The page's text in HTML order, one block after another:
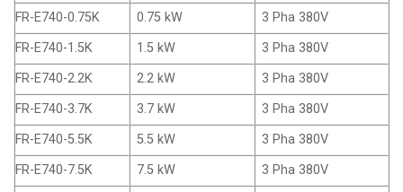
FR-E740-0.75K
0.75 kW
3 Pha 380V
FR-E740-1.5K
1.5 kW
3 Pha 380V
FR-E740-2.2K
2.2 kW
3 Pha 380V
FR-E740-3.7K
3.7 kW
3 Pha 380V
FR-E740-5.5K
5.5 kW
3 Pha 380V
FR-E740-7.5K
7.5 kW
3 Pha 380V